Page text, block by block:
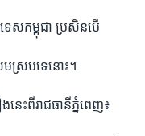
េសកម្ពុជា ប្រសិនបើ
មស្របទេនោះ។
េះពីរាជធានីភ្នំពេញ៖